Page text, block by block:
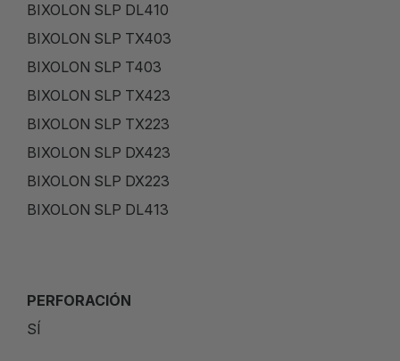
BIXOLON SLP DL410
BIXOLON SLP TX403
BIXOLON SLP T403
BIXOLON SLP TX423
BIXOLON SLP TX223
BIXOLON SLP DX423
BIXOLON SLP DX223
BIXOLON SLP DL413
PERFORACIÓN
SÍ